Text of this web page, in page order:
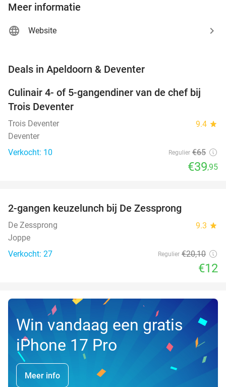
Meer informatie
Website
Deals in Apeldoorn & Deventer
39%
TODAY
Culinair 4- of 5-gangendiner van de chef bij
Trois Deventer
Trois Deventer 9.4 star
Deventer
Verkocht: 10
Regulier €65
€39,95
NEW
TODAY
2-gangen keuzelunch bij De Zessprong
De Zessprong 9.3 star
Joppe
Verkocht: 27
Regulier €20,10
€12
Win vandaag een gratis
iPhone 17 Pro
Meer info